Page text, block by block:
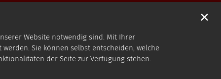
Website notwendig sind. Mit Ihrer
Sie können selbst entscheiden, welche
der Seite zur Verfügung stehen.
✕